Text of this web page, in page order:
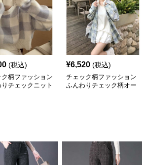
(税込)
柄ファッション
チェックニット
¥6,520 (税込)
チェック柄ファッション
ふんわりチェック柄オー